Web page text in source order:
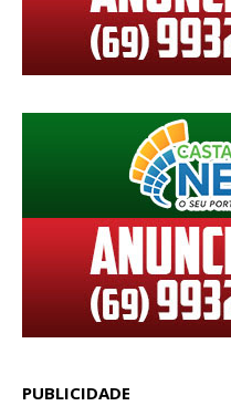
PUBLICIDADE